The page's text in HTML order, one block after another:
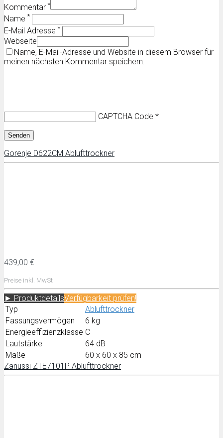
Kommentar *
Name *
E-Mail Adresse *
Webseite
Name, E-Mail-Adresse und Website in diesem Browser für
meinen nächsten Kommentar speichern.
CAPTCHA Code *
Gorenje D622CM Ablufttrockner
439,00 €
Preise inkl. MwSt
► ProduktdetailsVerfügbarkeit prüfen!
Typ
Ablufttrockner
Fassungsvermögen
6 kg
Energieeffizienzklasse C
Lautstärke
64 dB
Maße
60 x 60 x 85 cm
Zanussi ZTE7101P Ablufttrockner